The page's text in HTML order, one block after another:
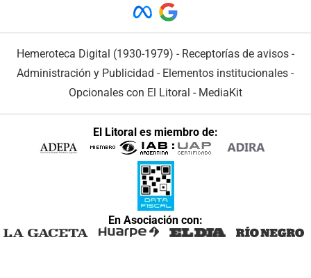
Hemeroteca Digital (1930-1979) - Receptorías de avisos -
Administración y Publicidad - Elementos institucionales -
Opcionales con El Litoral - MediaKit
El Litoral es miembro de:
En Asociación con: